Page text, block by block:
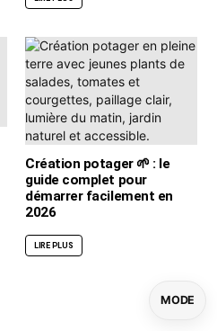
Création potager 🌱 : le
guide complet pour
démarrer facilement en
2026
LIRE PLUS
MODE